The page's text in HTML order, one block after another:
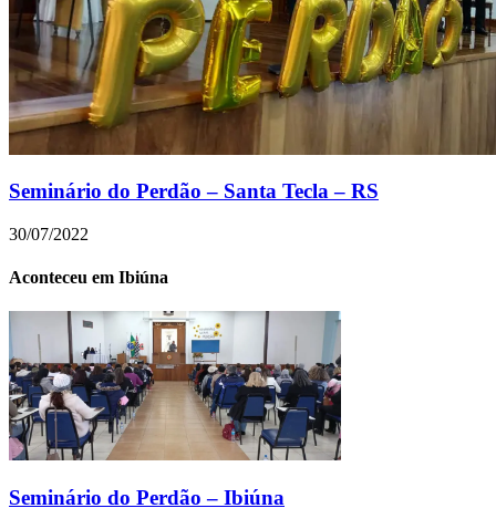
Seminário do Perdão – Santa Tecla – RS
30/07/2022
Aconteceu em Ibiúna
Seminário do Perdão – Ibiúna